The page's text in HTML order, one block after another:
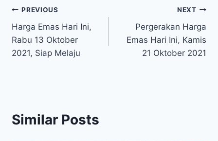
Post
navigation
PREVIOUS
Harga Emas Hari Ini,
Rabu 13 Oktober
2021, Siap Melaju
NEXT
Pergerakan Harga
Emas Hari Ini, Kamis
21 Oktober 2021
Similar Posts